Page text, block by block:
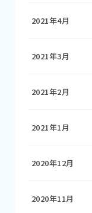
2021年4月
2021年3月
2021年2月
2021年1月
2020年12月
2020年11月